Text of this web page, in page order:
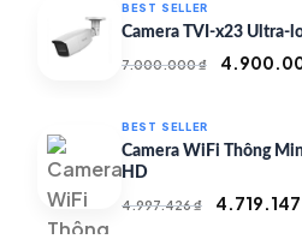
BEST SELLER
Camera TVI-x23 Ultra-
7.000.000₫
Giá
BEST SELLER
Camera WiFi Thông
HD
4.997.426₫
Giá